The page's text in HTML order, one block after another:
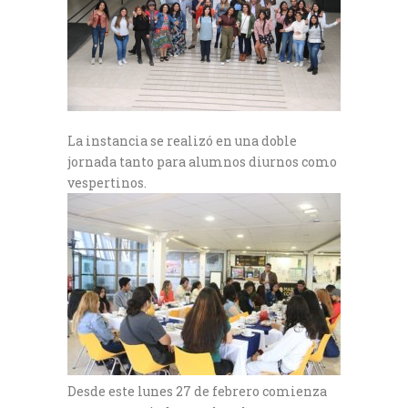
La instancia se realizó en una doble
jornada tanto para alumnos diurnos como
vespertinos.
Desde este lunes 27 de febrero comienza